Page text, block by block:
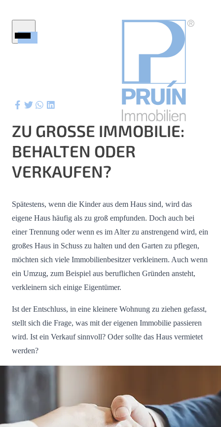
Service
Wertermittlung
Aktuelles
Referenzen
Kontakt
ZU GROSSE IMMOBILIE: B
EHALTEN ODER V
ERKAUFEN?
Spätestens, wenn die Kinder aus dem Haus sind, wird das
eigene Haus häufig als zu groß empfunden. Doch auch bei
einer Trennung oder wenn es im Alter zu anstrengend wird, ein
großes Haus in Schuss zu halten und den Garten zu pflegen,
möchten sich viele Immobilienbesitzer verkleinern. Auch wenn
ein Umzug, zum Beispiel aus beruflichen Gründen ansteht,
verkleinern sich einige Eigentümer.
Ist der Entschluss, in eine kleinere Wohnung zu ziehen gefasst,
stellt sich die Frage, was mit der eigenen Immobilie passieren
wird. Ist ein Verkauf sinnvoll? Oder sollte das Haus vermietet
werden?